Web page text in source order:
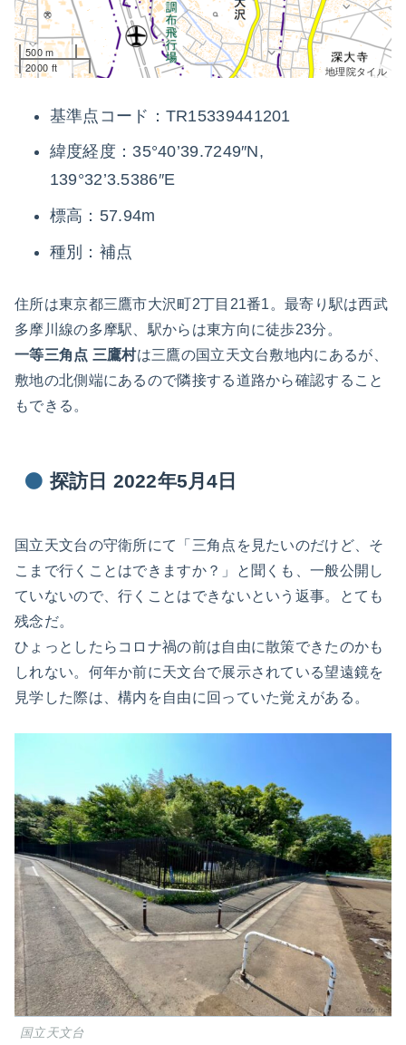
500 m
2000 ft
地理院タイル
基準点コード：TR15339441201
緯度経度：35°40’39.7249″N,
139°32’3.5386″E
標高：57.94m
種別：補点
住所は東京都三鷹市大沢町2丁目21番1。最寄り駅は西武
多摩川線の多摩駅、駅からは東方向に徒歩23分。
一等三角点 三鷹村は三鷹の国立天文台敷地内にあるが、
敷地の北側端にあるので隣接する道路から確認すること
もできる。
探訪日 2022年5月4日
国立天文台の守衛所にて「三角点を見たいのだけど、そ
こまで行くことはできますか？」と聞くも、一般公開し
ていないので、行くことはできないという返事。とても
残念だ。
ひょっとしたらコロナ禍の前は自由に散策できたのかも
しれない。何年か前に天文台で展示されている望遠鏡を
見学した際は、構内を自由に回っていた覚えがある。
国立天文台